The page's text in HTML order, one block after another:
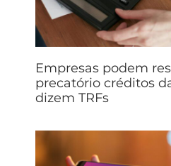
Empresas podem
precatório créditos
dizem TRFs